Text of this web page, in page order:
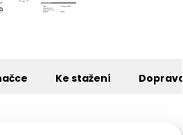
Ke stažení Doprava